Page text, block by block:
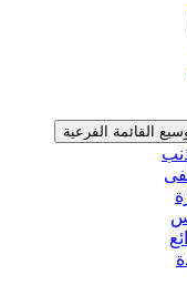
القائمة الفرعية